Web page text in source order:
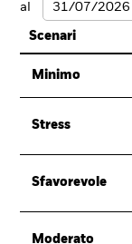
al
Scenari
Minimo
Stress
Sfavorevole
Moderato